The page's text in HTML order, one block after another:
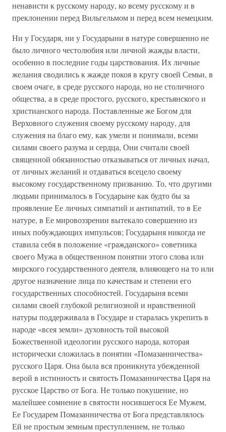
ненависти к русскому народу, ко всему русскому и в
преклонении перед Вильгельмом и перед всем немецким.
Ни у Государя, ни у Государыни в натуре совершенно не
было личного честолюбия или личной жажды власти,
особенно в последние годы царствования. Их личные
желания сводились к жажде покоя в кругу своей Семьи, в
своем очаге, в среде русского народа, но не столичного
общества, а в среде простого, русского, крестьянского и
христианского народа. Поставленные же Богом для
Верховного служения своему русскому народу, для
служения на благо ему, как умели и понимали, всеми
силами своего разума и сердца, Они считали своей
священной обязанностью отказываться от личных начал,
от личных желаний и отдаваться всецело своему
высокому государственному призванию. То, что другими
людьми принималось в Государыне как будто бы за
проявление Ее личных симпатий и антипатий, то в Ее
натуре, в Ее мировоззрении вытекало совершенно из
иных побуждающих импульсов; Государыня никогда не
ставила себя в положение «гражданского» советника
своего Мужа в общественном понятии этого слова или
мирского государственного деятеля, влияющего на то или
другое назначение лица по качествам и степени его
государственных способностей. Государыня всеми
силами своей глубокой религиозной и нравственной
натуры поддерживала в Государе и старалась укрепить в
народе «всея земли» духовность той высокой
Божественной идеологии русского народа, которая
исторически сложилась в понятии «Помазанничества»
русского Царя. Она была вся проникнута убежденной
верой в истинность и святость Помазанничества Царя на
русское Царство от Бога. Не только покушение, но
малейшее сомнение в святости носившегося Ее Мужем,
Ее Государем Помазанничества от Бога представлялось
Ей не простым земным преступлением, не только